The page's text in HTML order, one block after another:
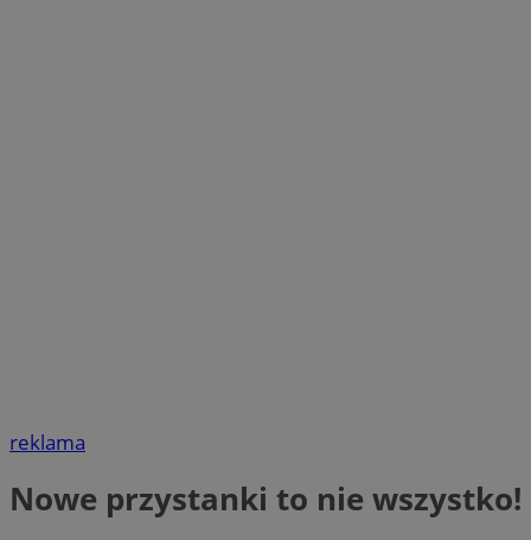
reklama
Nowe przystanki to nie wszystko!